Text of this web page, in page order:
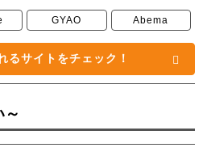
GYAO Abema
るサイトをチェック！